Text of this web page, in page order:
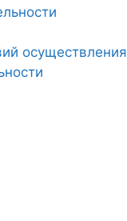
осуществления